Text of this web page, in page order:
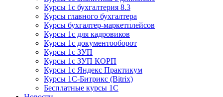
Курсы 1с бухгалтерия 8.3
Курсы главного бухгалтера
Курсы бухгалтер-маркетплейсов
Курсы 1с для кадровиков
Курсы 1с документооборот
Курсы 1с ЗУП
Курсы 1с ЗУП КОРП
Курсы 1с Яндекс Практикум
Курсы 1С-Битрикс (Bitrix)
Бесплатные курсы 1С